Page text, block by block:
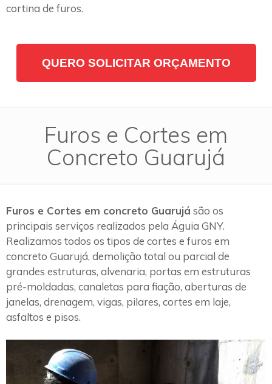
cortina de furos.
QUERO SOLICITAR ORÇAMENTO
Furos e Cortes em
Concreto Guarujá
Furos e Cortes em concreto Guarujá são os
principais serviços realizados pela Águia GNY.
Realizamos todos os tipos de cortes e furos em
concreto Guarujá, demolição total ou parcial de
grandes estruturas, alvenaria, portas em estruturas
pré-moldadas, canaletas para fiação, aberturas de
janelas, drenagem, vigas, pilares, cortes em laje,
asfaltos e pisos.